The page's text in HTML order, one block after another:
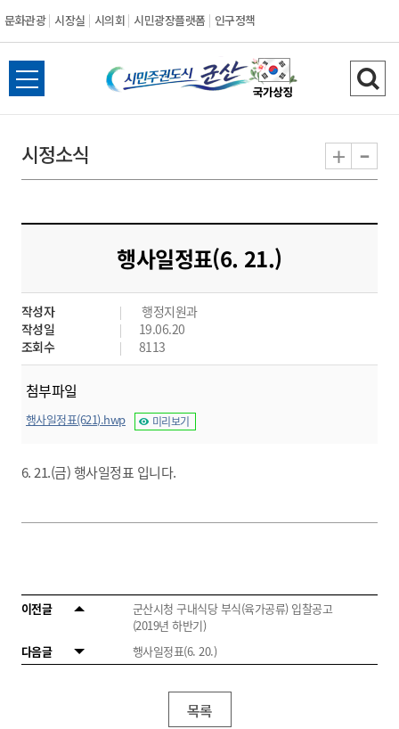
문화관광 시장실 시의회 시민광장플랫폼 인구정책
시
민
도
시
군
산
전
체
뉴
열
검
색
기
시정소식 + -
행사일정표(6. 21.)
작성자
행정지원과
작성일
19.06.20
조회수
8113
첨부파일
행사일정표(621).hwp 미리보기
6. 21.(금) 행사일정표 입니다.
이전글
군산시청 구내식당 부식(육가공류) 입찰공고
(2019년 하반기)
다음글
행사일정표(6. 20.)
목록